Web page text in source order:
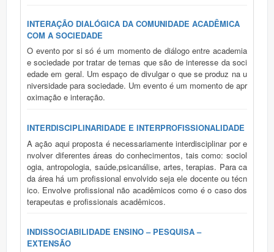
INTERAÇÃO DIALÓGICA DA COMUNIDADE ACADÊMICA
COM A SOCIEDADE
O evento por si só é um momento de diálogo entre academia
e sociedade por tratar de temas que são de interesse da soci
edade em geral. Um espaço de divulgar o que se produz na u
niversidade para sociedade. Um evento é um momento de apr
oximação e interação.
INTERDISCIPLINARIDADE E INTERPROFISSIONALIDADE
A ação aqui proposta é necessariamente interdisciplinar por e
nvolver diferentes áreas do conhecimentos, tais como: sociol
ogia, antropologia, saúde,psicanálise, artes, terapias. Para ca
da área há um profissional envolvido seja ele docente ou técn
ico. Envolve profissional não acadêmicos como é o caso dos
terapeutas e profissionais acadêmicos.
INDISSOCIABILIDADE ENSINO – PESQUISA –
EXTENSÃO